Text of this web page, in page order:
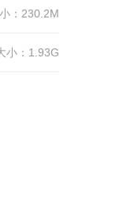
：230.2M
小：1.93G